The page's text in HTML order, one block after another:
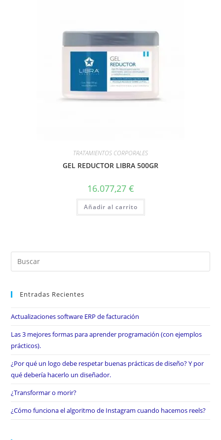
TRATAMIENTOS CORPORALES
GEL REDUCTOR LIBRA 500GR
16.077,27 €
Añadir al carrito
Entradas Recientes
Actualizaciones software ERP de facturación
Las 3 mejores formas para aprender programación (con ejemplos
prácticos).
¿Por qué un logo debe respetar buenas prácticas de diseño? Y por
qué debería hacerlo un diseñador.
¿Transformar o morir?
¿Cómo funciona el algoritmo de Instagram cuando hacemos reels?